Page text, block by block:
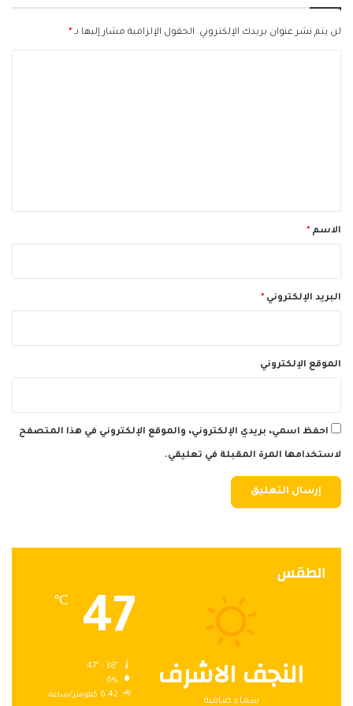
لن يتم نشر عنوان بريدك الإلكتروني. الحقول الإلزامية مشار إليها بـ *
*الاسم *
البريد الإلكتروني *
الموقع الإلكتروني
احفظ اسمي، بريدي الإلكتروني، والموقع الإلكتروني في هذا المتصفح
لاستخدامها المرة المقبلة في تعليقي.
الطقس
النجف الاشرف
سماء صافية
47
℃
6%
6.42 كيلومتر/ساعة